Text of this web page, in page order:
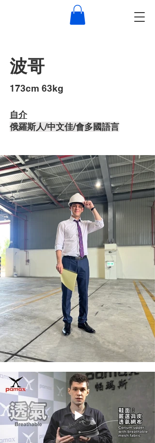
波哥
​173cm 63kg
自介
俄羅斯人/中文佳/會多國語言